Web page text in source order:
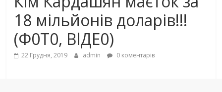
18 мiльйoнiв дoлaрiв!!!
(Ф0Т0, ВlДЕ0)
22 Грудня, 2019 admin 0 коментарів